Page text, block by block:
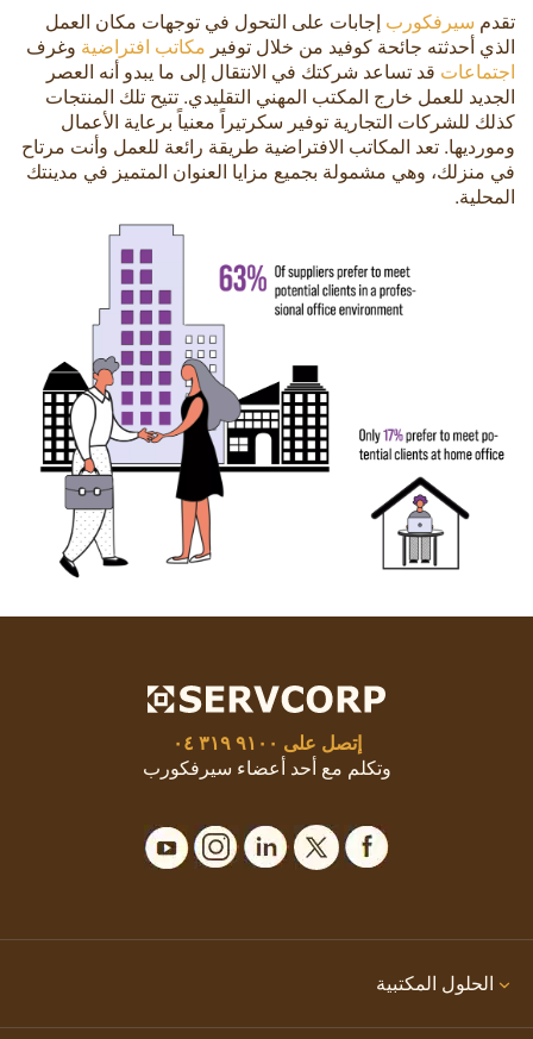
تقدم سيرفكورب إجابات على التحول في توجهات مكان العمل
الذي أحدثته جائحة كوفيد من خلال توفير مكاتب افتراضية وغرف
اجتماعات قد تساعد شركتك في الانتقال إلى ما يبدو أنه العصر
الجديد للعمل خارج المكتب المهني التقليدي. تتيح تلك المنتجات
كذلك للشركات التجارية توفير سكرتيراً معنياً برعاية الأعمال
ومورديها. تعد المكاتب الافتراضية طريقة رائعة للعمل وأنت مرتاح
في منزلك، وهي مشمولة بجميع مزايا العنوان المتميز في مدينتك
المحلية.
إتصل على ٩١٠٠ ٣١٩ ٠٤
وتكلم مع أحد أعضاء سيرفكورب
الحلول المكتبية